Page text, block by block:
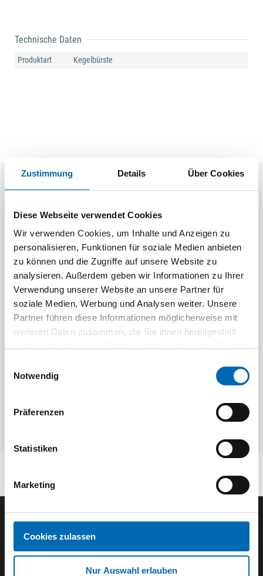
Zustimmung Details Über Cookies
Diese Webseite verwendet Cookies
Wir verwenden Cookies, um Inhalte und Anzeigen zu
personalisieren, Funktionen für soziale Medien anbieten
zu können und die Zugriffe auf unsere Website zu
analysieren. Außerdem geben wir Informationen zu Ihrer
Verwendung unserer Website an unsere Partner für
soziale Medien, Werbung und Analysen weiter. Unsere
Partner führen diese Informationen möglicherweise mit
weiteren Daten zusammen, die Sie ihnen bereitgestellt
Notwendig
Präferenzen
Statistiken
Marketing
Cookies zulassen
Nur Auswahl erlauben
Technische Daten
Produktart Kegelbürste
Ähnliche Produkte
TYROLIT
Kegelbürsten für Winkelschleifer Bürsten für
3
Der ODÖRFER Newsletter